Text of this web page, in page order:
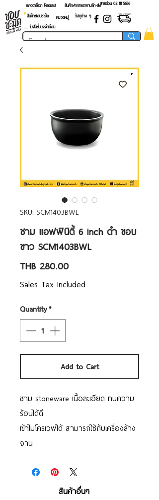
แคตตาล็อก โหลดเลย! สายด่วน 02 ​111 5656
สินค้าฝากขายราคาปลีก-ส่ง
สินค้าชอบชะมัด
หมวดหมู่
วัสดุต่าง ๆ
.... โปรโมชั่นประจำเดือน
SKU: SCM1403BWL
ชาม แอฟฟินิตี้ 6 inch ดำ ขอบ
ขาว SCM1403BWL
THB 280.00Price
Sales Tax Included
Quantity*
Add to Cart
ชาม stoneware เนื้อละเอียด ทนความ
ร้อนได้ดี
เข้าไมโครเวฟได้ สามารถใช้กับเครื่องล้าง
จาน
สินค้าอื่นๆ